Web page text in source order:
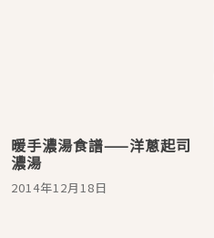
暖手濃湯食譜——洋蔥起司
濃湯
2014年12月18日